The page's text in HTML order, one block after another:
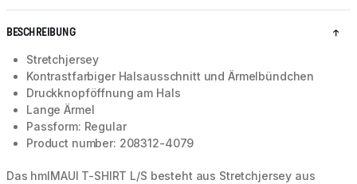
BESCHREIBUNG
Stretchjersey
Kontrastfarbiger Halsausschnitt und Ärmelbündchen
Druckknopföffnung am Hals
Lange Ärmel
Passform: Regular
Product number: 208312-4079
Das hmlMAUI T-SHIRT L/S besteht aus Stretchjersey aus